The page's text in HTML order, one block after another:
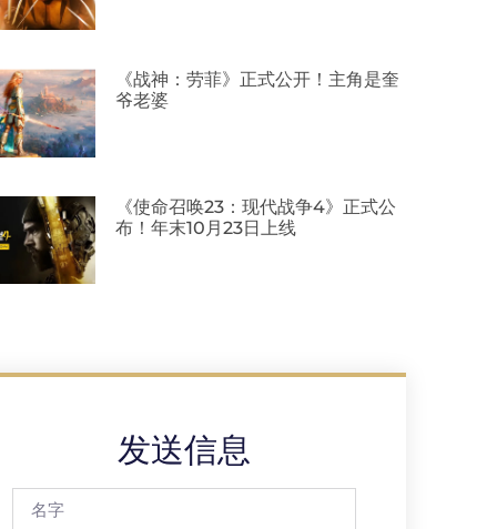
《战神：劳菲》正式公开！主角是奎
爷老婆
《使命召唤23：现代战争4》正式公
布！年末10月23日上线
发送信息